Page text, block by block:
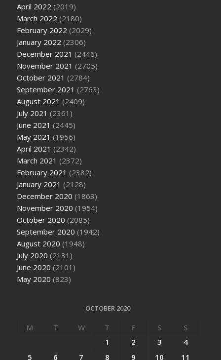
April 2022 (2019)
March 2022 (2180)
February 2022 (2029)
January 2022 (2306)
December 2021 (2446)
November 2021 (2705)
October 2021 (2784)
September 2021 (2763)
August 2021 (2409)
July 2021 (2361)
June 2021 (2445)
May 2021 (1956)
April 2021 (2342)
March 2021 (2372)
February 2021 (2382)
January 2021 (2128)
December 2020 (1863)
November 2020 (1954)
October 2020 (2085)
September 2020 (1942)
August 2020 (1948)
July 2020 (2131)
June 2020 (2101)
May 2020 (823)
OCTOBER 2020
M T W T F S
S
1
2 3
4
5
6 7 8 9 10 11